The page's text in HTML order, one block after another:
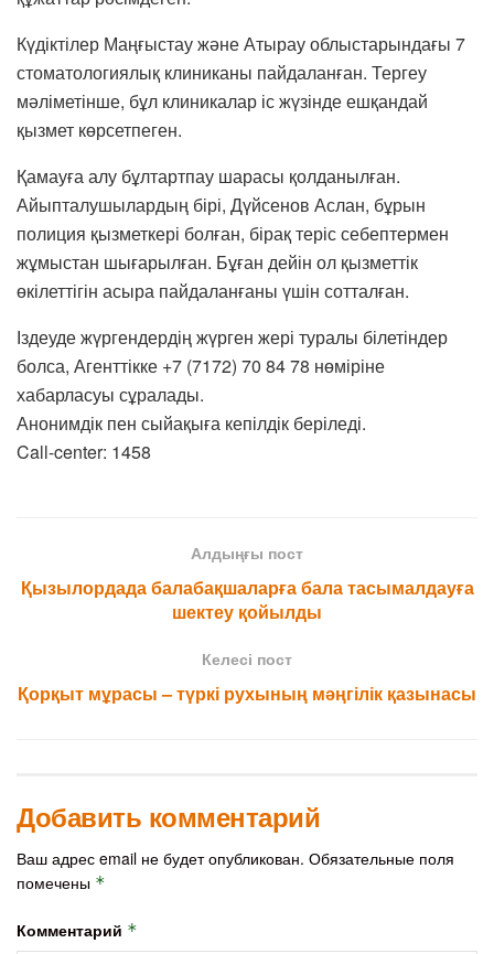
Күдіктілер Маңғыстау және Атырау облыстарындағы 7
стоматологиялық клиниканы пайдаланған. Тергеу
мәліметінше, бұл клиникалар іс жүзінде ешқандай
қызмет көрсетпеген.
Қамауға алу бұлтартпау шарасы қолданылған.
Айыпталушылардың бірі, Дүйсенов Аслан, бұрын
полиция қызметкері болған, бірақ теріс себептермен
жұмыстан шығарылған. Бұған дейін ол қызметтік
өкілеттігін асыра пайдаланғаны үшін сотталған.
Іздеуде жүргендердің жүрген жері туралы білетіндер
болса, Агенттікке +7 (7172) 70 84 78 нөміріне
хабарласуы сұралады.
Анонимдік пен сыйақыға кепілдік беріледі.
Call-center: 1458
Алдыңғы пост
Қызылордада балабақшаларға бала тасымалдауға
шектеу қойылды
Келесі пост
Қорқыт мұрасы – түркі рухының мәңгілік қазынасы
Добавить комментарий
Ваш адрес email не будет опубликован. Обязательные поля
помечены *
Комментарий *